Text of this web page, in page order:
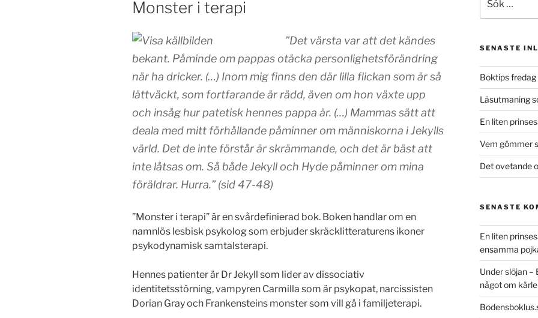
Monster i terapi
”Det värsta var att det kändes
bekant. Påminde om pappas otäcka personlighetsförändring
när ha dricker. (…) Inom mig finns den där lilla flickan som är så
lättväckt, som fortfarande är rädd, även om hon växte upp
och insåg hur patetisk hennes pappa är. (…) Mammas sätt att
deala med mitt förhållande påminner om människorna i Jekylls
värld. Det de inte förstår är skrämmande, och det är bäst att
inte låtsas om. Så både Jekyll och Hyde påminner om mina
föräldrar. Hurra.” (sid 47-48)
”Monster i terapi” är en svårdefinierad bok. Boken handlar om en
namnlös lesbisk psykolog som erbjuder skräcklitteraturens ikoner
psykodynamisk samtalsterapi.
Hennes patienter är Dr Jekyll som lider av dissociativ
identitetsstörning, vampyren Carmilla som är psykopat, narcissisten
Dorian Gray och Frankensteins monster som vill gå i familjeterapi.
efter:
SENASTE
Boktips fredag
Läsutmaning
En liten
Vem gömmer
Det ovetande
SENASTE
En liten
ensamma
Under slöjan –
något om